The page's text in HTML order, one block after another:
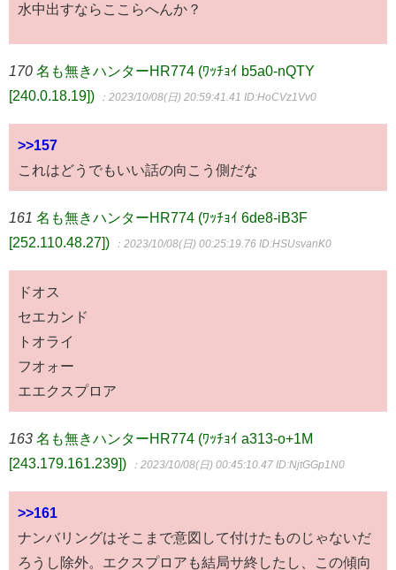
水中出すならここらへんか？
170 名も無きハンターHR774 (ﾜｯﾁｮｲ b5a0-nQTY
[240.0.18.19])
：2023/10/08(日) 20:59:41.41 ID:HoCVz1Vv0
>>157
これはどうでもいい話の向こう側だな
161 名も無きハンターHR774 (ﾜｯﾁｮｲ 6de8-iB3F
[252.110.48.27])
：2023/10/08(日) 00:25:19.76 ID:HSUsvanK0
ドオス
セエカンド
トオライ
フオォー
エエクスプロア
163 名も無きハンターHR774 (ﾜｯﾁｮｲ a313-o+1M
[243.179.161.239])
：2023/10/08(日) 00:45:10.47 ID:NjtGGp1N0
>>161
ナンバリングはそこまで意図して付けたものじゃないだ
ろうし除外。エクスプロアも結局サ終したし、この傾向